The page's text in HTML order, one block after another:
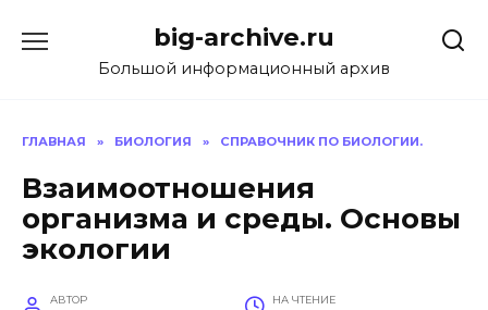
содержанию
big-archive.ru
Большой информационный архив
ГЛАВНАЯ » БИОЛОГИЯ » СПРАВОЧНИК ПО БИОЛОГИИ.
Взаимоотношения
организма и среды. Основы
экологии
АВТОР НА ЧТЕНИЕ